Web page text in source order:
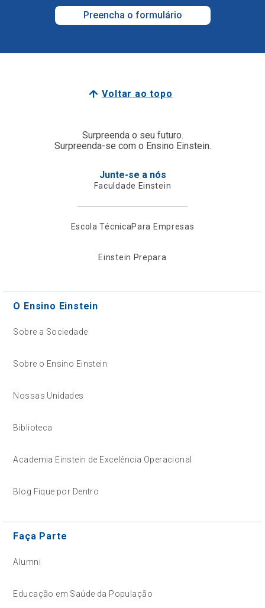
Preencha o formulário
Voltar ao topo
Surpreenda o seu futuro.
Surpreenda-se com o Ensino Einstein.
Junte-se a nós
Faculdade Einstein
Escola TécnicaPara Empresas
Einstein Prepara
O Ensino Einstein
Sobre a Sociedade
Sobre o Ensino Einstein
Nossas Unidades
Biblioteca
Academia Einstein de Excelência Operacional
Blog Fique por Dentro
Faça Parte
Alumni
Educação em Saúde da População